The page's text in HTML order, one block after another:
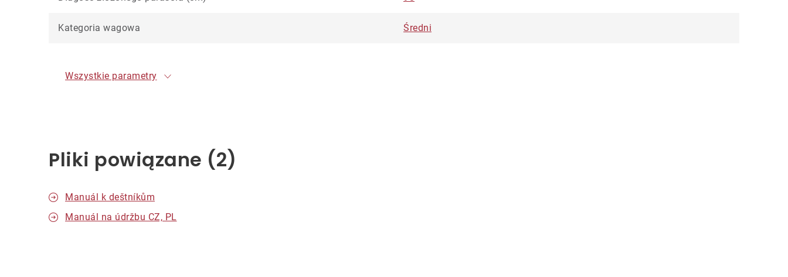
Kategoria wagowa Średni
Wszystkie parametry
Pliki powiązane (2)
Manuál k deštníkům
Manuál na údržbu CZ, PL